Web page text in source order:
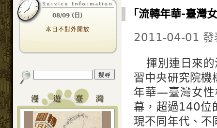
08/09 (日)
本日不對外開放
「流轉年華-臺灣
2011-04-01 發
揮別連日來
習中央研究院機
年華—臺灣女性
幕，超過140位
現不同年代、不